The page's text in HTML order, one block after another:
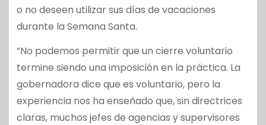
o no deseen utilizar sus días de vacaciones
durante la Semana Santa.
“No podemos permitir que un cierre voluntario
termine siendo una imposición en la práctica. La
gobernadora dice que es voluntario, pero la
experiencia nos ha enseñado que, sin directrices
claras, muchos jefes de agencias y supervisores